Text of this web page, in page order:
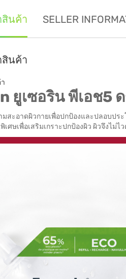
สินค้า SELLER
สินค้า
ยูเซอริน พีเอช5
ะอาดผิวกายเพื่อปกป้องและปลอบปร
เศษเพื่อเสริมเกราะปกป้องผิว ผิวจึงไม่ไ